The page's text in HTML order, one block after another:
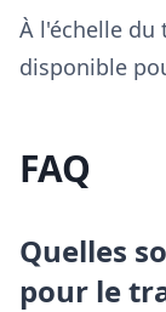
À l'échelle
disponible
FAQ
Quelles
pour le